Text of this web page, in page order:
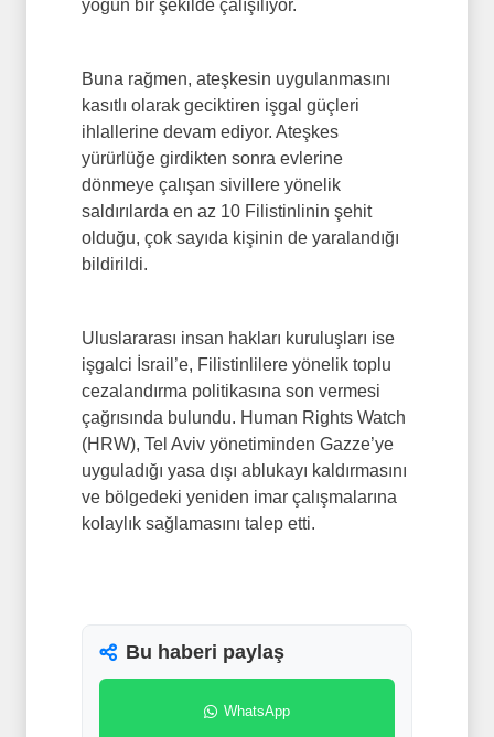
yoğun bir şekilde çalışılıyor.
Buna rağmen, ateşkesin uygulanmasını
kasıtlı olarak geciktiren işgal güçleri
ihlallerine devam ediyor. Ateşkes
yürürlüğe girdikten sonra evlerine
dönmeye çalışan sivillere yönelik
saldırılarda en az 10 Filistinlinin şehit
olduğu, çok sayıda kişinin de yaralandığı
bildirildi.
Uluslararası insan hakları kuruluşları ise
işgalci İsrail’e, Filistinlilere yönelik toplu
cezalandırma politikasına son vermesi
çağrısında bulundu. Human Rights Watch
(HRW), Tel Aviv yönetiminden Gazze’ye
uyguladığı yasa dışı ablukayı kaldırmasını
ve bölgedeki yeniden imar çalışmalarına
kolaylık sağlamasını talep etti.
Bu haberi paylaş
WhatsApp